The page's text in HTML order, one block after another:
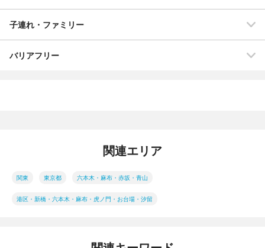
子連れ・ファミリー
バリアフリー
関連エリア
関東 東京都 六本木・麻布・赤坂・青山
港区・新橋・六本木・麻布・虎ノ門・お台場・汐留